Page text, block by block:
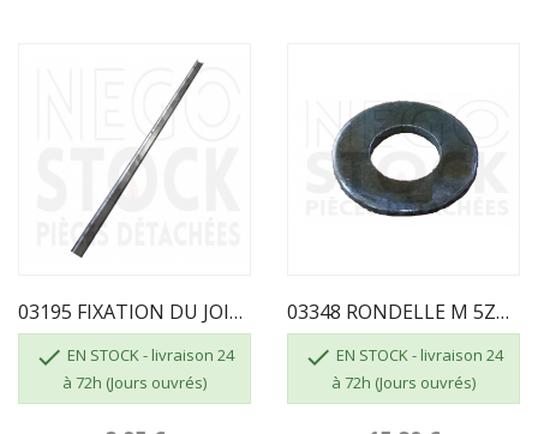
03195 FIXATION DU JOINT DE PORTE SUPRA
 EN STOCK - livraison 24
à 72h (Jours ouvrés)
03348 RONDELLE M 5ZNN SUPRA
 EN STOCK - livraison 24
à 72h (Jours ouvrés)